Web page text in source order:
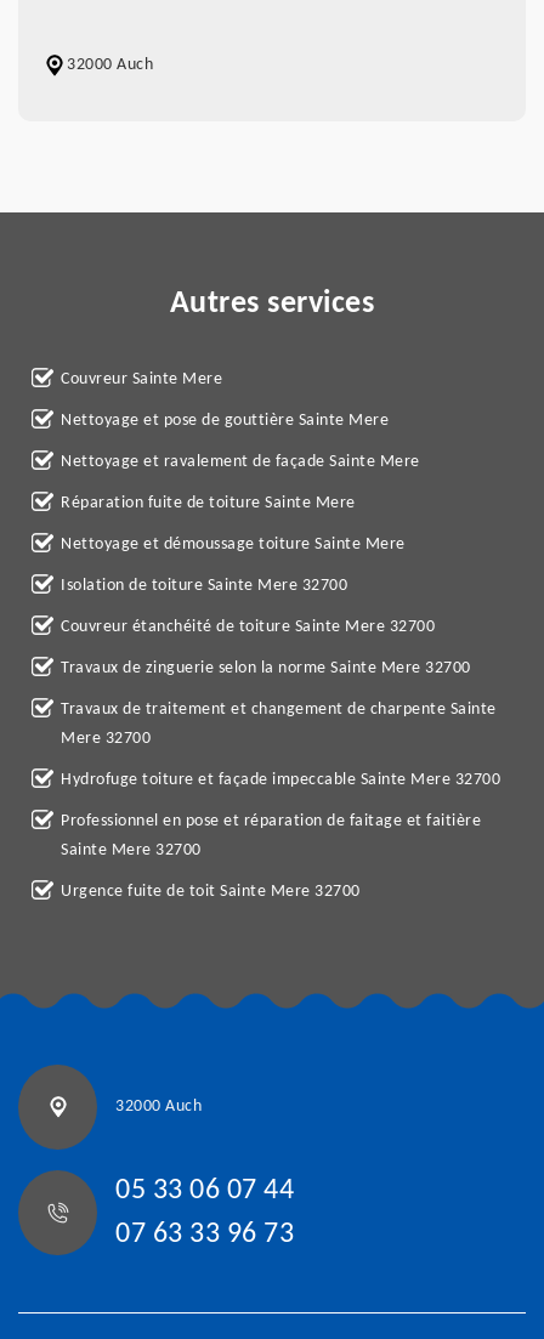
32000 Auch
Autres services
Couvreur Sainte Mere
Nettoyage et pose de gouttière Sainte Mere
Nettoyage et ravalement de façade Sainte Mere
Réparation fuite de toiture Sainte Mere
Nettoyage et démoussage toiture Sainte Mere
Isolation de toiture Sainte Mere 32700
Couvreur étanchéité de toiture Sainte Mere 32700
Travaux de zinguerie selon la norme Sainte Mere 32700
Travaux de traitement et changement de charpente Sainte
Mere 32700
Hydrofuge toiture et façade impeccable Sainte Mere 32700
Professionnel en pose et réparation de faitage et faitière
Sainte Mere 32700
Urgence fuite de toit Sainte Mere 32700
32000 Auch
05 33 06 07 44
07 63 33 96 73